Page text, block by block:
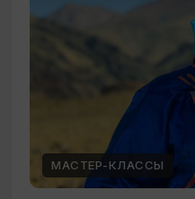
МАСТЕР-КЛАССЫ